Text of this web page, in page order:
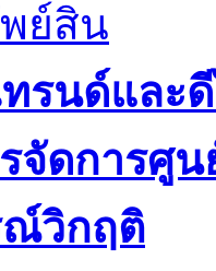
ย์สิน
รนด์และ
จัดการศู
ณ์วิกฤติ